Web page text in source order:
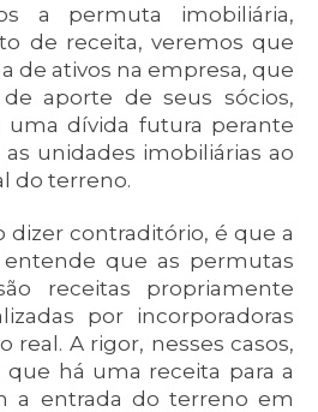
a permuta imobiliária,
de receita, veremos que
de ativos na empresa, que
aporte de seus sócios,
dívida futura perante
unidades imobiliárias ao
do terreno.
dizer contraditório, é que a
entende que as permutas
receitas propriamente
por incorporadoras
real. A rigor, nesses casos,
há uma receita para a
a entrada do terreno em